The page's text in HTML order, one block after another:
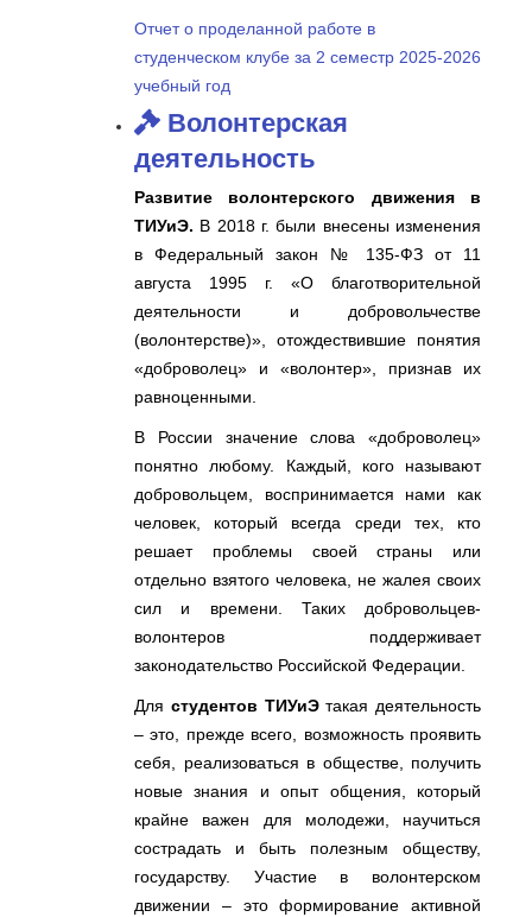
Отчет о проделанной работе в
студенческом клубе за 2 семестр 2025-2026
учебный год
Волонтерская
деятельность
Развитие волонтерского движения в
ТИУиЭ. В 2018 г. были внесены изменения
в Федеральный закон № 135-ФЗ от 11
августа 1995 г. «О благотворительной
деятельности и добровольчестве
(волонтерстве)», отождествившие понятия
«доброволец» и «волонтер», признав их
равноценными.
В России значение слова «доброволец»
понятно любому. Каждый, кого называют
добровольцем, воспринимается нами как
человек, который всегда среди тех, кто
решает проблемы своей страны или
отдельно взятого человека, не жалея своих
сил и времени. Таких добровольцев-
волонтеров поддерживает
законодательство Российской Федерации.
Для студентов ТИУиЭтакая деятельность
– это, прежде всего, возможность проявить
себя, реализоваться в обществе, получить
новые знания и опыт общения, который
крайне важен для молодежи, научиться
сострадать и быть полезным обществу,
государству. Участие в волонтерском
движении – это формирование активной